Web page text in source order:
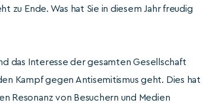
zu Ende. Was hat Sie in diesem Jahr freudig
das Interesse der gesamten Gesellschaft
Kampf gegen Antisemitismus geht. Dies hat
Resonanz von Besuchern und Medien